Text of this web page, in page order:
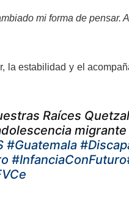
mi forma de pensar.
la estabilidad y el
Raíces
migrante
#Guatemala
#InfanciaConFuturo